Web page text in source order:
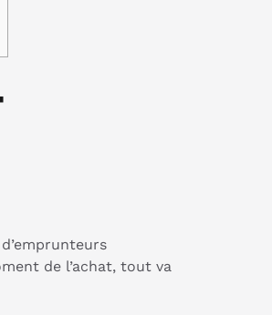
de l’achat, tout va